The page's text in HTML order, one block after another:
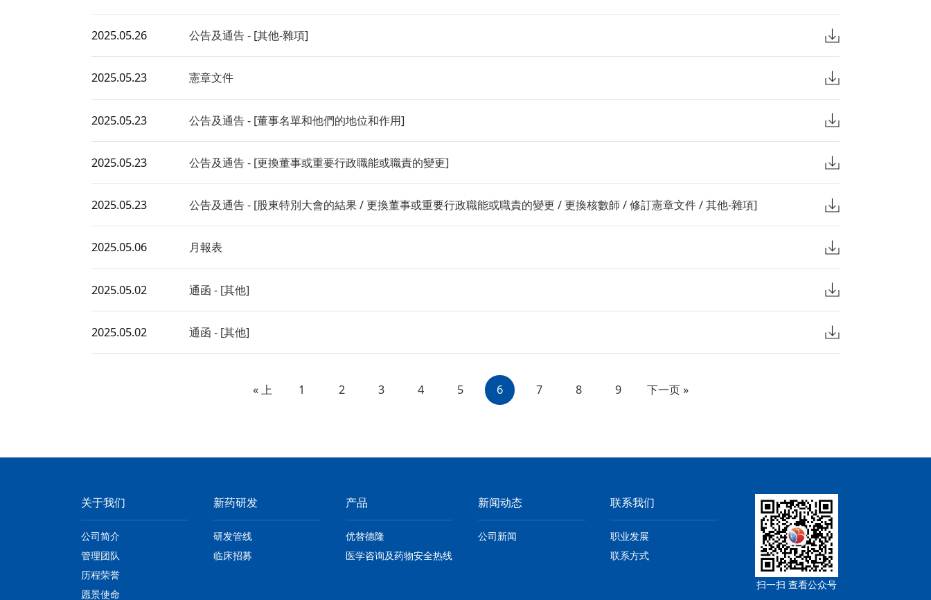
2025.05.26 公告及通告 - [其他-雜項]
2025.05.23 憲章文件
2025.05.23 公告及通告 - [董事名單和他們的地位和作用]
2025.05.23 公告及通告 - [更換董事或重要行政職能或職責的變更]
2025.05.23 公告及通告 - [股東特別大會的結果 / 更換董事或重要行政職能或職責的變更 / 更換核數師 / 修訂憲章文件 / 其他-雜項]
2025.05.06 月報表
2025.05.02 通函 - [其他]
2025.05.02 通函 - [其他]
« 上
1 2 3 4 5 6 7 8 9 下一页 »
关于我们
公司简介
管理团队
历程荣誉
愿景使命
新药研发
研发管线
临床招募
产品
优替德隆
医学咨询及药物安全热线
新闻动态
公司新闻
联系我们
职业发展
联系方式
扫一扫 查看公众号